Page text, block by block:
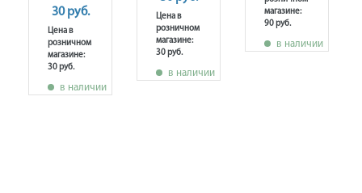
30 руб.
Цена в
розничном
магазине:
30 руб.
в наличии
Цена в
розничном
магазине:
30 руб.
в наличии
магазине:
90 руб.
в наличии